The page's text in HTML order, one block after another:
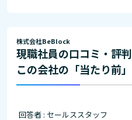
株式会社BeBlock
現職社員の口コミ・評判
この会社の「当たり前」
回答者 : セールススタッフ